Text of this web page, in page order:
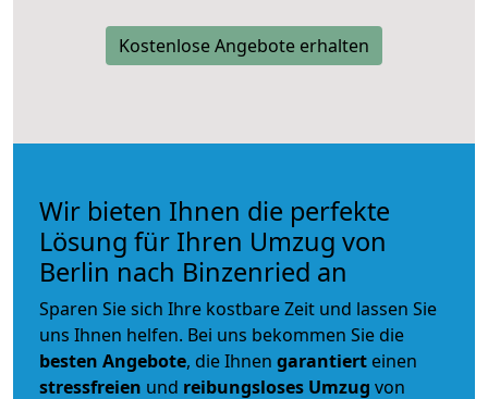
Kostenlose Angebote erhalten
Wir bieten Ihnen die perfekte
Lösung für Ihren Umzug von
Berlin nach Binzenried an
Sparen Sie sich Ihre kostbare Zeit und lassen Sie
uns Ihnen helfen. Bei uns bekommen Sie die
besten Angebote, die Ihnen garantiert einen
stressfreien und reibungsloses Umzug von